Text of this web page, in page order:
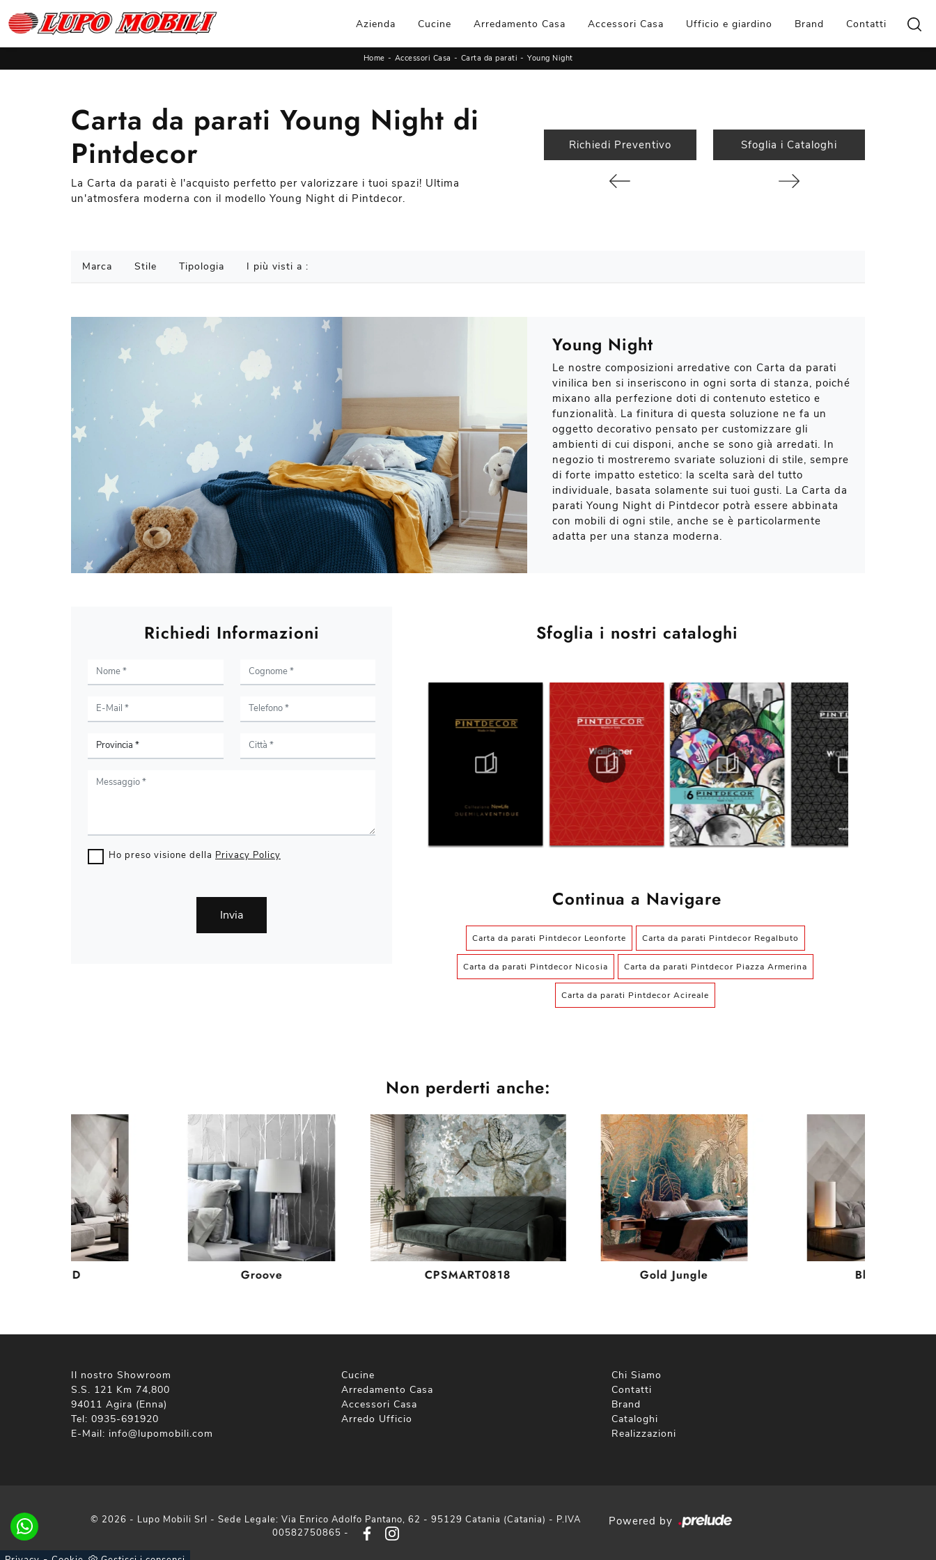
Azienda Cucine Arredamento Casa Accessori Casa Ufficio e giardino Brand Contatti
Home - Accessori Casa - Carta da parati - Young Night
Carta da parati Young Night di
Pintdecor
La Carta da parati è l'acquisto perfetto per valorizzare i tuoi spazi! Ultima
un'atmosfera moderna con il modello Young Night di Pintdecor.
Richiedi Preventivo Sfoglia i Cataloghi
Marca Stile Tipologia I più visti a :
Young Night
Le nostre composizioni arredative con Carta da parati
vinilica ben si inseriscono in ogni sorta di stanza, poiché
mixano alla perfezione doti di contenuto estetico e
funzionalità. La finitura di questa soluzione ne fa un
oggetto decorativo pensato per customizzare gli
ambienti di cui disponi, anche se sono già arredati. In
negozio ti mostreremo svariate soluzioni di stile, sempre
di forte impatto estetico: la scelta sarà del tutto
individuale, basata solamente sui tuoi gusti. La Carta da
parati Young Night di Pintdecor potrà essere abbinata
con mobili di ogni stile, anche se è particolarmente
adatta per una stanza moderna.
Sfoglia i nostri cataloghi
Continua a Navigare
Carta da parati Pintdecor Leonforte Carta da parati Pintdecor Regalbuto
Carta da parati Pintdecor Nicosia Carta da parati Pintdecor Piazza Armerina
Carta da parati Pintdecor Acireale
Richiedi Informazioni
Ho preso visione della Privacy Policy
Invia
Non perderti anche:
Black 3D Groove CPSMART0818 Gold Jungle Black 3D
Il nostro Showroom
S.S. 121 Km 74,800
94011 Agira (Enna)
Tel: 0935-691920
E-Mail: info@lupomobili.com
Cucine
Arredamento Casa
Accessori Casa
Arredo Ufficio
Chi Siamo
Contatti
Brand
Cataloghi
Realizzazioni
© 2026 - Lupo Mobili Srl - Sede Legale: Via Enrico Adolfo Pantano, 62 - 95129 Catania (Catania) - P.IVA
00582750865 -
Powered by